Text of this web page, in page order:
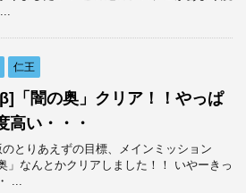
仁王
「闇の奥」クリア！！やっぱ
高い・・・
のとりあえずの目標、メインミッション
」なんとかクリアしました！！ いやーきっ
...